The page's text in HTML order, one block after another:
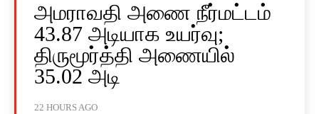
அமராவதி அணை நீர்மட்டம்
43.87 அடியாக உயர்வு;
திருமூர்த்தி அணையில்
35.02 அடி
22 HOURS AGO